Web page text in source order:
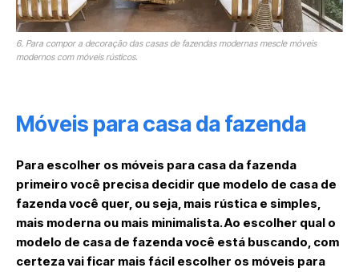
6. Para compor a decoração das casas de fazendas modernas mescle móveis
modernos com móveis rústicos.
Móveis para casa da fazenda
Para escolher os móveis para casa da fazenda
primeiro você precisa decidir que modelo de casa de
fazenda você quer, ou seja, mais rústica e simples,
mais moderna ou mais minimalista. Ao escolher qual o
modelo de casa de fazenda você está buscando, com
certeza vai ficar mais fácil escolher os móveis para